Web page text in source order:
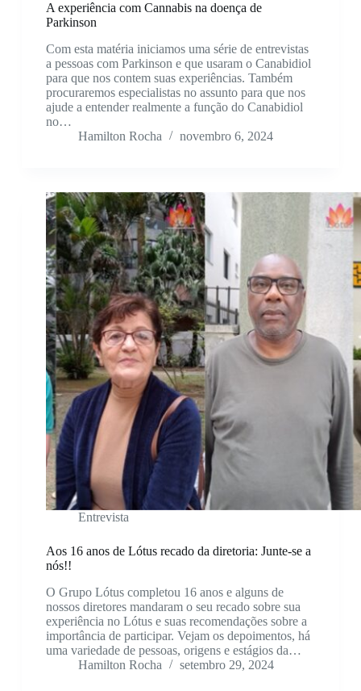
A experiência com Cannabis na doença de
Parkinson
Com esta matéria iniciamos uma série de entrevistas
a pessoas com Parkinson e que usaram o Canabidiol
para que nos contem suas experiências. Também
procuraremos especialistas no assunto para que nos
ajude a entender realmente a função do Canabidiol
no…
Hamilton Rocha
novembro 6, 2024
Entrevista
Aos 16 anos de Lótus recado da diretoria: Junte-se a
nós!!
O Grupo Lótus completou 16 anos e alguns de
nossos diretores mandaram o seu recado sobre sua
experiência no Lótus e suas recomendações sobre a
importância de participar. Vejam os depoimentos, há
uma variedade de pessoas, origens e estágios da…
Hamilton Rocha
setembro 29, 2024